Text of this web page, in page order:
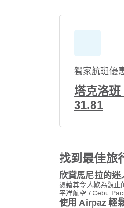
獨家航班優
塔克洛
31.81
找到最佳旅
欣賞馬尼拉的迷
憑藉其令人歎為觀止
平洋航空 / Cebu
使用 Airpaz 輕